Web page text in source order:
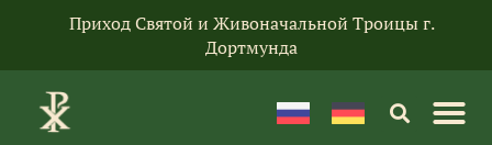
Приход Святой и Живоначальной Троицы г.
Дортмунда